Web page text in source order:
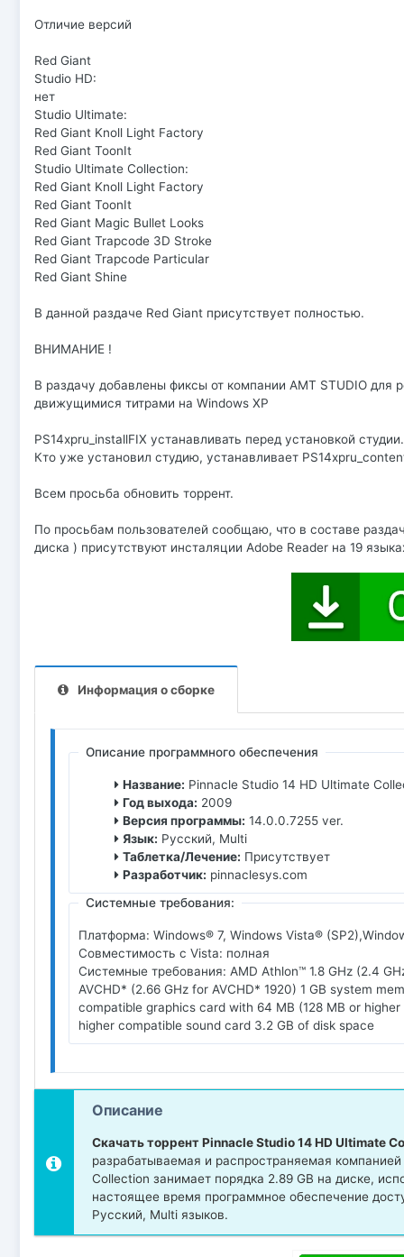
Отличие версий
Red Giant
Studio HD:
нет
Studio Ultimate:
Red Giant Knoll Light Factory
Red Giant ToonIt
Studio Ultimate Collection:
Red Giant Knoll Light Factory
Red Giant ToonIt
Red Giant Magic Bullet Looks
Red Giant Trapcode 3D Stroke
Red Giant Trapcode Particular
Red Giant Shine
В данной раздаче Red Giant присутствует полностью.
ВНИМАНИЕ !
В раздачу добавлены фиксы от компании АМТ STUDIO для
движущимися титрами на Windows XP
PS14xpru_installFIX устанавливать перед установкой студии.
Кто уже установил студию, устанавливает
Всем просьба обновить торрент.
По просьбам пользователей сообщаю, что в составе
диска ) присутствуют инсталяции Adobe Reader на 19
Информация о сборке
Описание программного обеспечения
Название: Pinnacle Studio 14 HD Ultimate
Год выхода: 2009
Версия программы: 14.0.0.7255 ver.
Язык: Русский, Multi
Таблетка/Лечение: Присутствует
Разработчик: pinnaclesys.com
Системные требования:
Платформа: Windows® 7, Windows Vista®
Совместимость с Vista: полная
Системные требования: AMD Athlon™ 1.8 GHz (2.4
AVCHD* (2.66 GHz for AVCHD* 1920) 1 GB system
compatible graphics card with 64 MB (128 MB or
higher compatible sound card 3.2 GB of disk space
Описание
Скачать торрент Pinnacle Studio 14 HD Ultimate
разрабатываемая и распространяемая
Collection занимает порядка 2.89 GB на диске,
настоящее время программное обеспечение
Русский, Multi языков.